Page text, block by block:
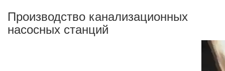
Производство канализационных
насосных станций